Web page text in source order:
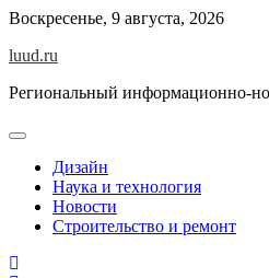
Skip
content
Воскресенье, 9 августа, 2026
luud.ru
Региональный информационно-
Дизайн
Наука и технология
Новости
Строительство и ремонт